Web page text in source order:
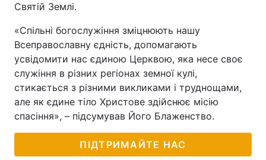
Святій Землі.
«Спільні богослужіння зміцнюють нашу
Всеправославну єдність, допомагають
усвідомити нас єдиною Церквою, яка несе своє
служіння в різних регіонах земної кулі,
стикається з різними викликами і труднощами,
але як єдине тіло Христове здійснює місію
спасіння», – підсумував Його Блаженство.
ПІДТРИМАЙТЕ НАС